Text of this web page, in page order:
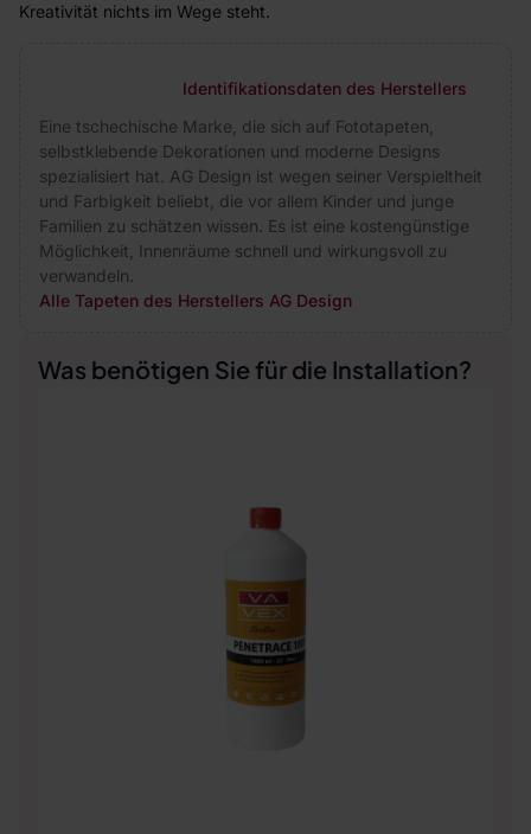
Kreativität nichts im Wege steht.
Identifikationsdaten des Herstellers
Eine tschechische Marke, die sich auf Fototapeten,
selbstklebende Dekorationen und moderne Designs
spezialisiert hat. AG Design ist wegen seiner Verspieltheit
und Farbigkeit beliebt, die vor allem Kinder und junge
Familien zu schätzen wissen. Es ist eine kostengünstige
Möglichkeit, Innenräume schnell und wirkungsvoll zu
verwandeln.
Alle Tapeten des Herstellers AG Design
Was benötigen Sie für die Installation?